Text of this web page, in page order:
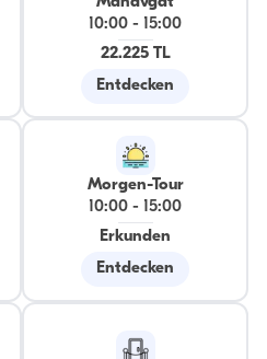
10:00 -
15:00
22.225 TL
Entdecken
Morgen-Tour
10:00 -
15:00
Erkunden
Entdecken